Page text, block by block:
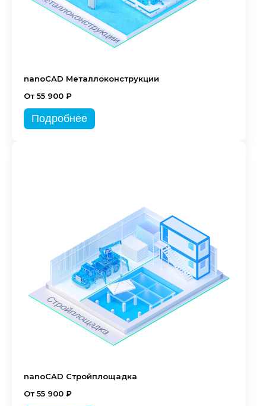
nanoCAD Металлоконструкции
От 55 900 ₽
Подробнее
nanoCAD Стройплощадка
От 55 900 ₽